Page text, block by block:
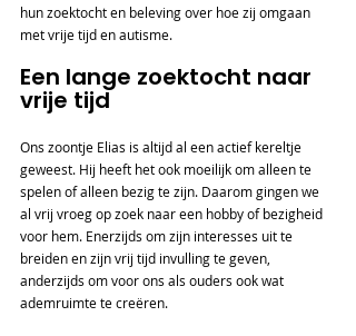
hun zoektocht en beleving over hoe zij omgaan
met vrije tijd en autisme.
Een lange zoektocht naar
vrije tijd
Ons zoontje Elias is altijd al een actief kereltje
geweest. Hij heeft het ook moeilijk om alleen te
spelen of alleen bezig te zijn. Daarom gingen we
al vrij vroeg op zoek naar een hobby of bezigheid
voor hem. Enerzijds om zijn interesses uit te
breiden en zijn vrij tijd invulling te geven,
anderzijds om voor ons als ouders ook wat
ademruimte te creëren.